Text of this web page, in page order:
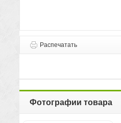
Распечатать
Фотографии товара